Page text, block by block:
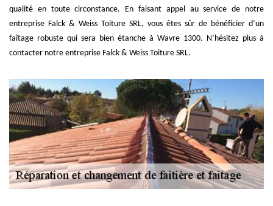
qualité en toute circonstance. En faisant appel au service de notre
entreprise Falck & Weiss Toiture SRL, vous êtes sûr de bénéficier d’un
faîtage robuste qui sera bien étanche à Wavre 1300. N’hésitez plus à
contacter notre entreprise Falck & Weiss Toiture SRL.